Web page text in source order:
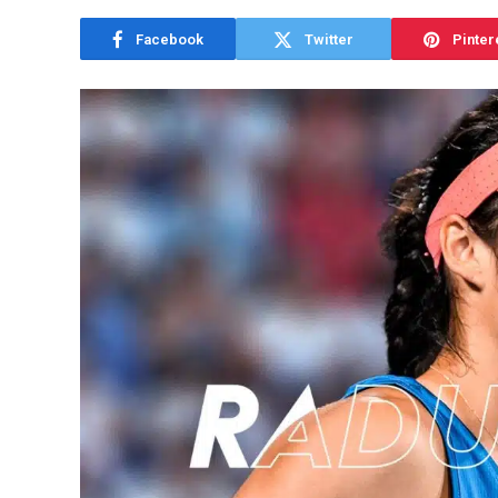
Facebook Twitter